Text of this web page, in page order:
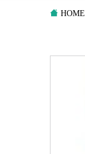
HOME